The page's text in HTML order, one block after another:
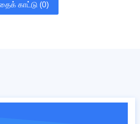
காட்டு (0)